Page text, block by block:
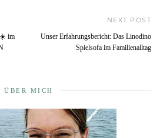
☀️ im
NEXT POST
Unser Erfahrungsbericht: Das Linodino
Spielsofa im Familienalltag
ÜBER MICH